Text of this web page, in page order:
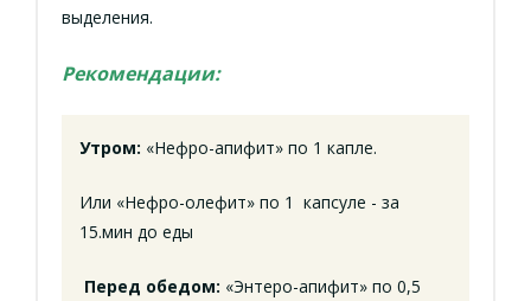
выделения.
Рекомендации:
Утром: «Нефро-апифит» по 1 капле.
Или «Нефро-олефит» по 1 капсуле - за
15.мин до еды
Перед обедом: «Энтеро-апифит» по 0,5